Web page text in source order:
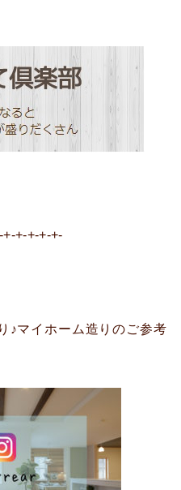
+-+-+-+-
♪マイホーム造りのご参考